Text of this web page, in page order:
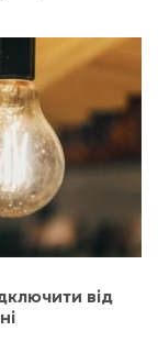
від